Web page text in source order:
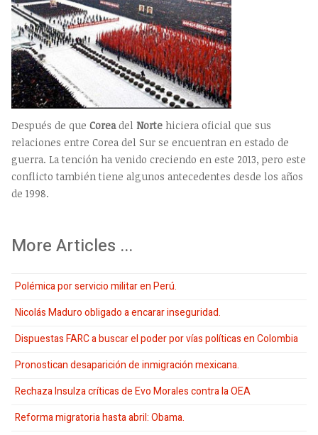
Después de que Coreadel Norte hiciera oficial que sus
relaciones entre Corea del Sur se encuentran en estado de
guerra. La tención ha venido creciendo en este 2013, pero este
conflicto también tiene algunos antecedentes desde los años
de 1998.
More Articles ...
Polémica por servicio militar en Perú.
Nicolás Maduro obligado a encarar inseguridad.
Dispuestas FARC a buscar el poder por vías políticas en Colombia
Pronostican desaparición de inmigración mexicana.
Rechaza Insulza críticas de Evo Morales contra la OEA
Reforma migratoria hasta abril: Obama.